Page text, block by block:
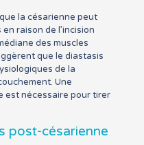
la césarienne peut
raison de l’incision
des muscles
que le diastasis
de la
Une
est nécessaire pour tirer
post-césarienne